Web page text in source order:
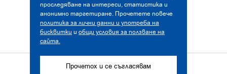
проследяване на интереси, статистика и
анонимно таргетиране. Прочетете повече
политика за лични данни и употреба на
бисквитки и общи условия за ползване на
сайта.
Прочетох и се съгласявам
© 2026 sibi.bg. Всички права запазени!